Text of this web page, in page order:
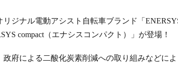
リジナル電動アシスト自転車ブランド「
compact（エナシスコンパクト）」が登場！
政府による二酸化炭素削減への取り組みなどに